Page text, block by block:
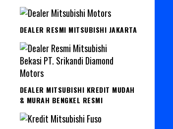
DEALER RESMI MITSUBISHI JAKARTA
DEALER MITSUBISHI KREDIT MUDAH
& MURAH BENGKEL RESMI